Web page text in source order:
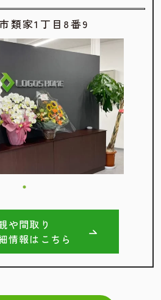
類家1丁目8番9
や間取り
情報はこちら